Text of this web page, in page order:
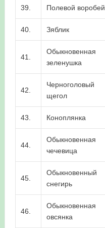
39. Полевой воробей
40. Зяблик
41.
Обыкновенная
зеленушка
42.
Черноголовый
щегол
43. Коноплянка
44.
Обыкновенная
чечевица
45.
Обыкновенный
снегирь
46.
Обыкновенная
овсянка